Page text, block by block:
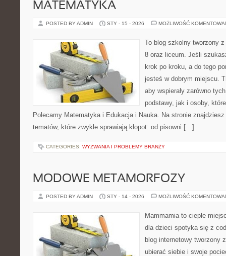
MATEMATYKA
POSTED BY ADMIN STY - 15 - 2026 MOŻLIWOŚĆ
To blog szkolny tworzony
8 oraz liceum. Jeśli
krok po kroku, a do tego
jesteś w dobrym miejscu.
aby wspierały zarówno
podstawy, jak i osoby,
Polecamy Matematyka i Edukacja i Nauka. Na stronie znajdziesz
tematów, które zwykle sprawiają kłopot: od pisowni […]
CATEGORIES: WYZWANIA I PROBLEMY BRANŻY
MODOWE METAMORFOZY
POSTED BY ADMIN STY - 14 - 2026 MOŻLIWOŚĆ
Mammamia to ciepłe
dla dzieci spotyka się z
blog internetowy tworzony
ubierać siebie i swoje